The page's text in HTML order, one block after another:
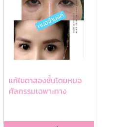
แก้ไขตาสองชั้นโดยหมอ
ศัลกรรมเฉพาะทาง